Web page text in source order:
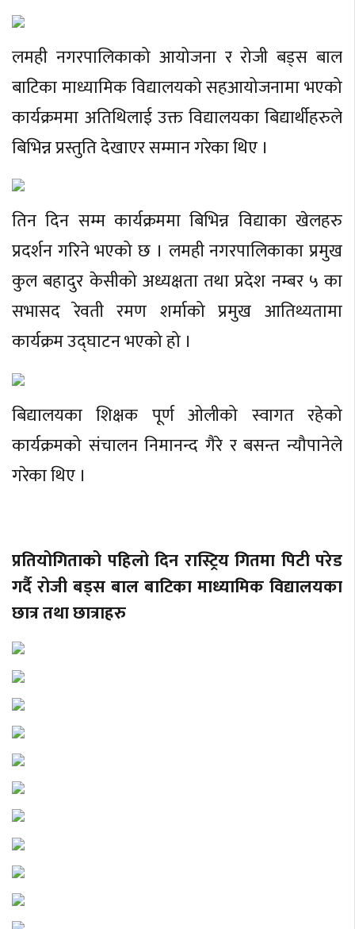
लमही नगरपालिकाको आयोजना र रोजी बड्स बाल
बाटिका माध्यामिक विद्यालयको सहआयोजनामा भएको
कार्यक्रममा अतिथिलाई उक्त विद्यालयका बिद्यार्थीहरुले
बिभिन्न प्रस्तुति देखाएर सम्मान गरेका थिए ।
तिन दिन सम्म कार्यक्रममा बिभिन्न विद्याका खेलहरु
प्रदर्शन गरिने भएको छ । लमही नगरपालिकाका प्रमुख
कुल बहादुर केसीको अध्यक्षता तथा प्रदेश नम्बर ५ का
सभासद रेवती रमण शर्माको प्रमुख आतिथ्यतामा
कार्यक्रम उद्घाटन भएको हो ।
बिद्यालयका शिक्षक पूर्ण ओलीको स्वागत रहेको
कार्यक्रमको संचालन निमानन्द गैरे र बसन्त न्यौपानेले
गरेका थिए ।
प्रतियोगिताको पहिलो दिन रास्ट्रिय गितमा पिटी परेड
गर्दै रोजी बड्स बाल बाटिका माध्यामिक विद्यालयका
छात्र तथा छात्राहरु